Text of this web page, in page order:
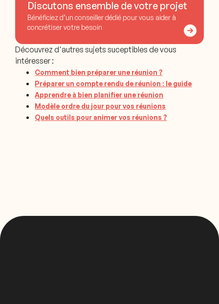
Discutons ensemble de votre projet
Bénéficiez d’un conseiller dédié pour vous aider à
concrétiser votre besoin
Découvrez d'autres sujets suceptibles de vous
intéresser :
Comment bien préparer une réunion ?
Préparer un compte rendu de réunion : le guide
Apprendre à bien planifier une réunion
Modèle ordre du jour pour vos réunions
Quels outils pour animer vos réunions ?